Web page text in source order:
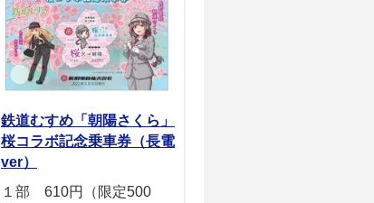
鉄道むすめ「朝陽さくら」
桜コラボ記念乗車券（長電
ver）
１部 610円（限定500